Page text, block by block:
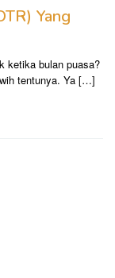
Yang
ketika bulan puasa?
tentunya. Ya […]